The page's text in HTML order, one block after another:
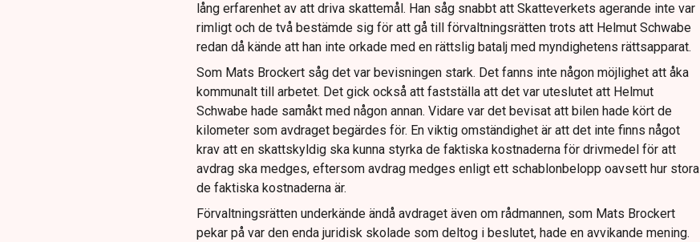
lång erfarenhet av att driva skattemål. Han såg snabbt att Skatteverkets agerande inte var
rimligt och de två bestämde sig för att gå till förvaltningsrätten trots att Helmut Schwabe
redan då kände att han inte orkade med en rättslig batalj med myndighetens rättsapparat.
Som Mats Brockert såg det var bevisningen stark. Det fanns inte någon möjlighet att åka
kommunalt till arbetet. Det gick också att fastställa att det var uteslutet att Helmut
Schwabe hade samåkt med någon annan. Vidare var det bevisat att bilen hade kört de
kilometer som avdraget begärdes för. En viktig omständighet är att det inte finns något
krav att en skattskyldig ska kunna styrka de faktiska kostnaderna för drivmedel för att
avdrag ska medges, eftersom avdrag medges enligt ett schablonbelopp oavsett hur stora
de faktiska kostnaderna är.
Förvaltningsrätten underkände ändå avdraget även om rådmannen, som Mats Brockert
pekar på var den enda juridisk skolade som deltog i beslutet, hade en avvikande mening.